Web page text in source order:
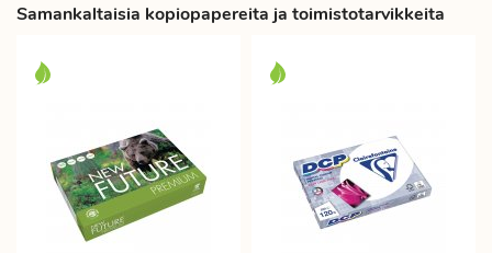
Samankaltaisia kopiopapereita ja toimistotarvikkeita